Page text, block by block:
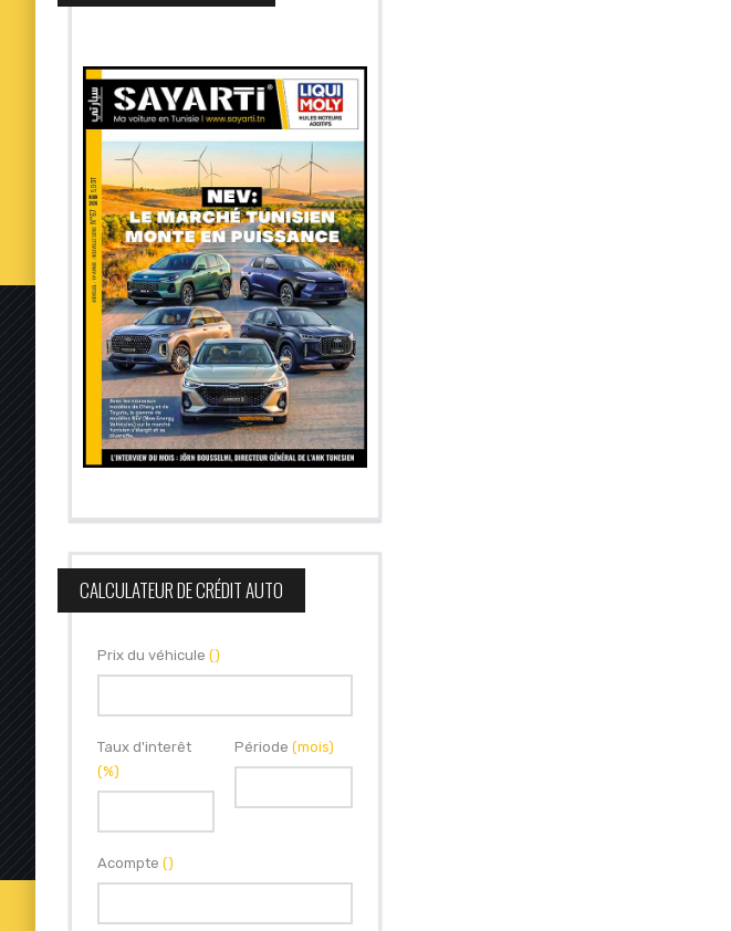
CALCULATEUR DE CRÉDIT AUTO
Prix du véhicule ()
Taux d'interêt
(%)
Période(mois)
Acompte ()